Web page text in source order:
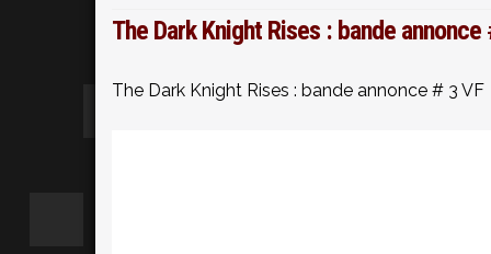
The Dark Knight Rises : bande annonce
The Dark Knight Rises : bande annonce # 3 VF